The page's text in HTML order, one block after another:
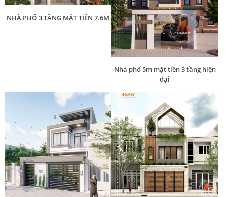
NHÀ PHỐ 3 TẦNG MẶT TIỀN 7.6M
Nhà phố 5m mặt tiền 3 tầng hiện
đại